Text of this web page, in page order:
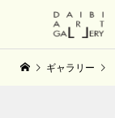
ギャラリー